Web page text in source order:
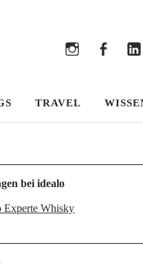
TRAVEL
bei idealo